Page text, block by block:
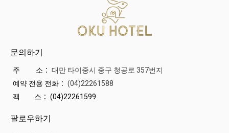
문의하기
주 소： 대만 타이중시 중구 청공로 357번지
예약 전용 전화： (04)22261588
팩 스： (04)22261599
팔로우하기